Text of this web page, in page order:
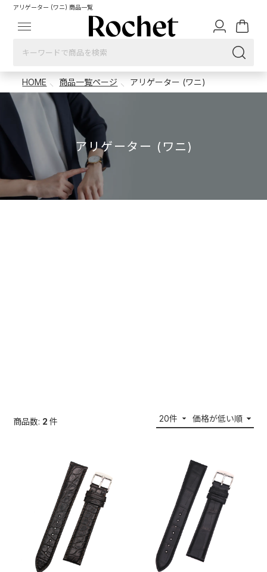
アリゲーター (ワニ) 商品一覧
HOME 商品一覧ページ アリゲーター (ワニ)
アリゲーター (ワニ)
商品数: 2 件